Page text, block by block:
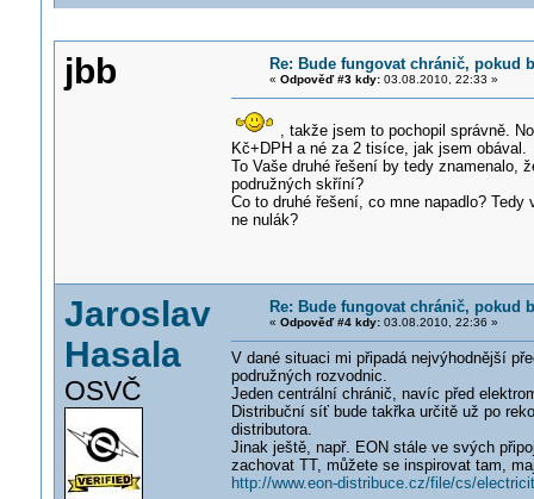
jbb Re: Bude fungovat chránič, pokud
« Odpověď #3 kdy:03.08.2010, 22:33 »
, takže jsem to pochopil správně.
Kč+DPH a né za 2 tisíce, jak jsem obával.
To Vaše druhé řešení by tedy znamenalo,
podružných skříní?
Co to druhé řešení, co mne napadlo?
ne nulák?
Jaroslav
Hasala
OSVČ
Re: Bude fungovat chránič, pokud
« Odpověď #4 kdy:03.08.2010, 22:36 »
V dané situaci mi připadá nejvýhodnější
podružných rozvodnic.
Jeden centrální chránič, navíc před
Distribuční síť bude takřka určitě už po
distributora.
Jinak ještě, např. EON stále ve svých
zachovat TT, můžete se inspirovat tam,
http://www.eon-distribuce.cz/file/cs/